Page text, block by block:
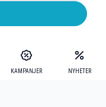
KAMPANJER NYHETER